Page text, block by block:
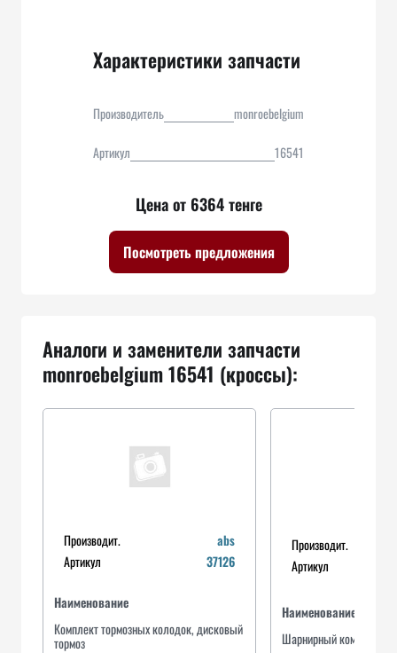
Характеристики запчасти
Производитель monroebelgium
Артикул 16541
Цена от 6364 тенге
Посмотреть предложения
Аналоги и заменители запчасти
monroebelgium 16541 (кроссы):
Производит.
abs
Артикул
37126
Наименование
Комплект тормозных колодок, дисковый
тормоз
Производит.
Артикул
Наименование
Шарнирный комплект,